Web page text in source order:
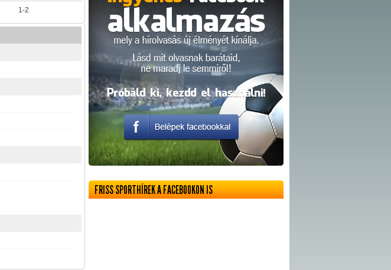
1-2
FRISS SPORTHÍREK A FACEBOOKON IS